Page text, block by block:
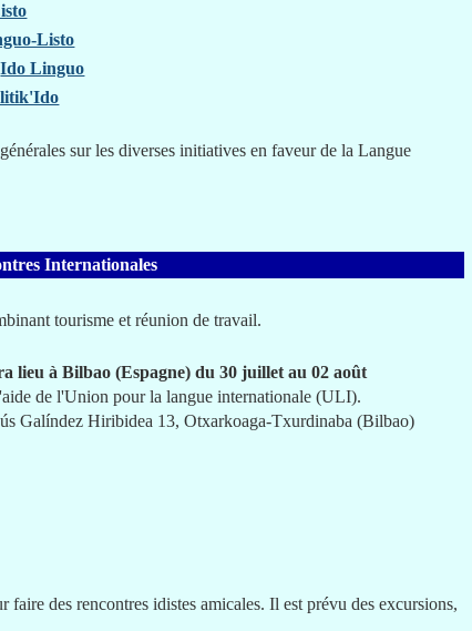
Listo
Ido Linguo
sur les diverses initiatives en faveur de la Langue
Internationales
tourisme et réunion de travail.
lieu à Bilbao (Espagne) du 30 juillet au 02 août
de l'Union pour la langue internationale (ULI).
Galíndez Hiribidea 13, Otxarkoaga-Txurdinaba (Bilbao)
faire des rencontres idistes amicales. Il est prévu des excursions,